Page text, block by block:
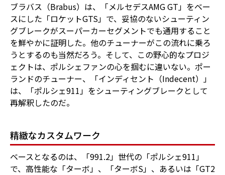
ブラバス（Brabus）は、「メルセデスAMG GT」をベー
スにした「ロケットGTS」で、妥協のないシューティン
グブレークがスーパーカーセグメントでも通用すること
を鮮やかに証明した。他のチューナーがこの流れに乗ろ
うとするのも当然だろう。そして、この野心的なプロジ
ェクトは、ポルシェファンの心を掴むに違いない。ポー
ランドのチューナー、「インディセント（Indecent）」
は、「ポルシェ911」をシューティングブレークとして
再解釈したのだ。
精緻なカスタムワーク
ベースとなるのは、「991.2」世代の「ポルシェ911」
で、高性能な「ターボ」、「ターボS」、あるいは「GT2